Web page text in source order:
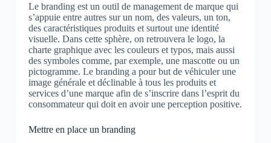
Le branding est un outil de management de marque qui
s’appuie entre autres sur un nom, des valeurs, un ton,
des caractéristiques produits et surtout une identité
visuelle. Dans cette sphère, on retrouvera le logo, la
charte graphique avec les couleurs et typos, mais aussi
des symboles comme, par exemple, une mascotte ou un
pictogramme. Le branding a pour but de véhiculer une
image générale et déclinable à tous les produits et
services d’une marque afin de s’inscrire dans l’esprit du
consommateur qui doit en avoir une perception positive.
Mettre en place un branding